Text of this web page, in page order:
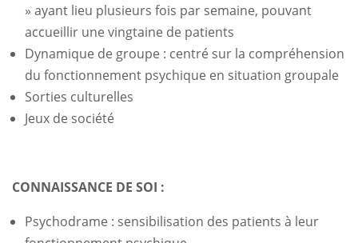
» ayant lieu plusieurs fois par semaine, pouvant
accueillir une vingtaine de patients
Dynamique de groupe : centré sur la compréhension
du fonctionnement psychique en situation groupale
Sorties culturelles
Jeux de société
CONNAISSANCE DE SOI :
Psychodrame : sensibilisation des patients à leur